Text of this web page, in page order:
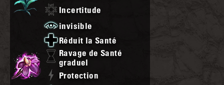
Incertitude
invisible
Réduit la Santé
Ravage de Santé
graduel
Protection